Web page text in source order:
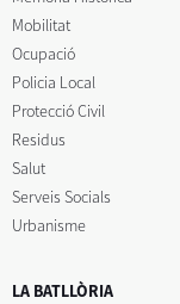
Mobilitat
Ocupació
Policia Local
Protecció Civil
Residus
Salut
Serveis Socials
Urbanisme
LA BATLLÒRIA